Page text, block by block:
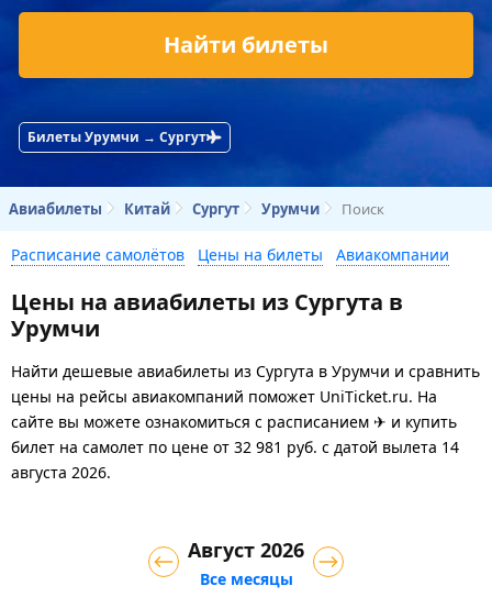
Найти билеты
Билеты Урумчи → Сургут
Авиабилеты Китай Сургут Урумчи Поиск
Расписание самолётов Цены на билеты Авиакомпании
Цены на авиабилеты из Сургута в
Урумчи
Найти дешевые авиабилеты из Сургута в Урумчи и сравнить
цены на рейсы авиакомпаний поможет UniTicket.ru. На
сайте вы можете ознакомиться с расписанием ✈ и купить
билет на самолет по цене от 32 981 руб. с датой вылета 14
августа 2026.
Август 2026
Все месяцы